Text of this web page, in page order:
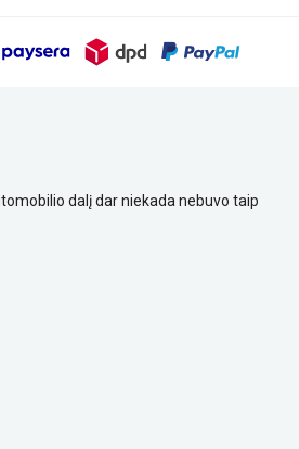
dalį dar niekada nebuvo taip